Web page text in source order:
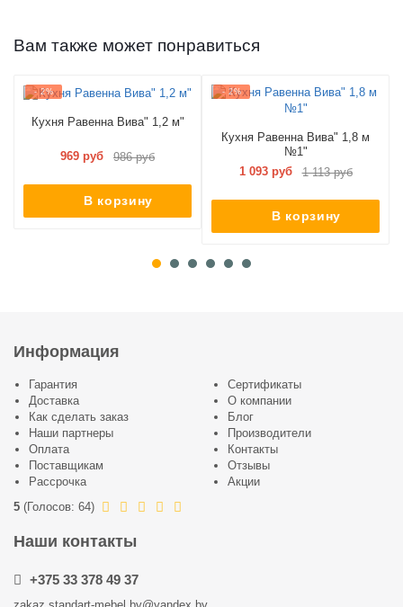
Вам также может понравиться
- 2%
Кухня Равенна Вива" 1,2 м"
969 руб 986 руб
В корзину
- 2%
Кухня Равенна Вива" 1,8 м
№1"
1 093 руб
1 113 руб
В корзину
Информация
Гарантия
Доставка
Как сделать заказ
Наши партнеры
Оплата
Поставщикам
Рассрочка
Сертификаты
О компании
Блог
Производители
Контакты
Отзывы
Акции
5 (Голосов: 64)
Наши контакты
+375 33 378 49 37